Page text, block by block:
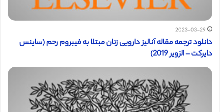
2023-03-29
دانلود ترجمه مقاله آنالیز دارویی زنان مبتلا به فیبروم رحم (ساینس
دایرکت – الزویر 2019)